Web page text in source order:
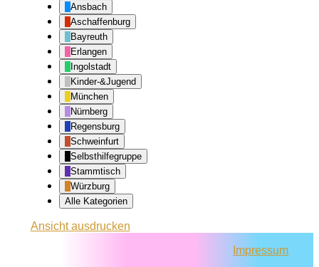
Ansbach
Aschaffenburg
Bayreuth
Erlangen
Ingolstadt
Kinder-&Jugend
München
Nürnberg
Regensburg
Schweinfurt
Selbsthilfegruppe
Stammtisch
Würzburg
Alle Kategorien
Ansichtausdrucken
Impressum